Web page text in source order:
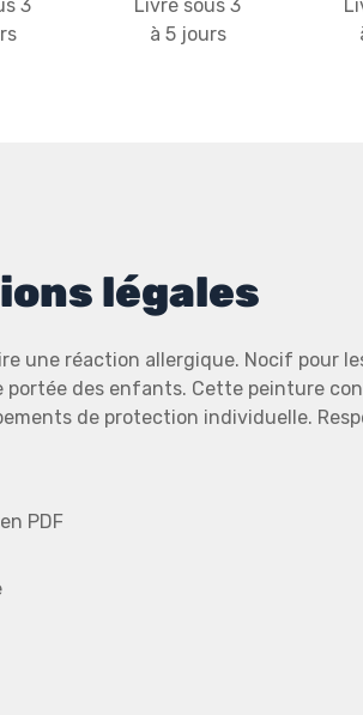
3
201
Livré sous 3
à 5 jours
légales
une réaction allergique. Nocif pour
portée des enfants. Cette peinture
de protection individuelle.
PDF